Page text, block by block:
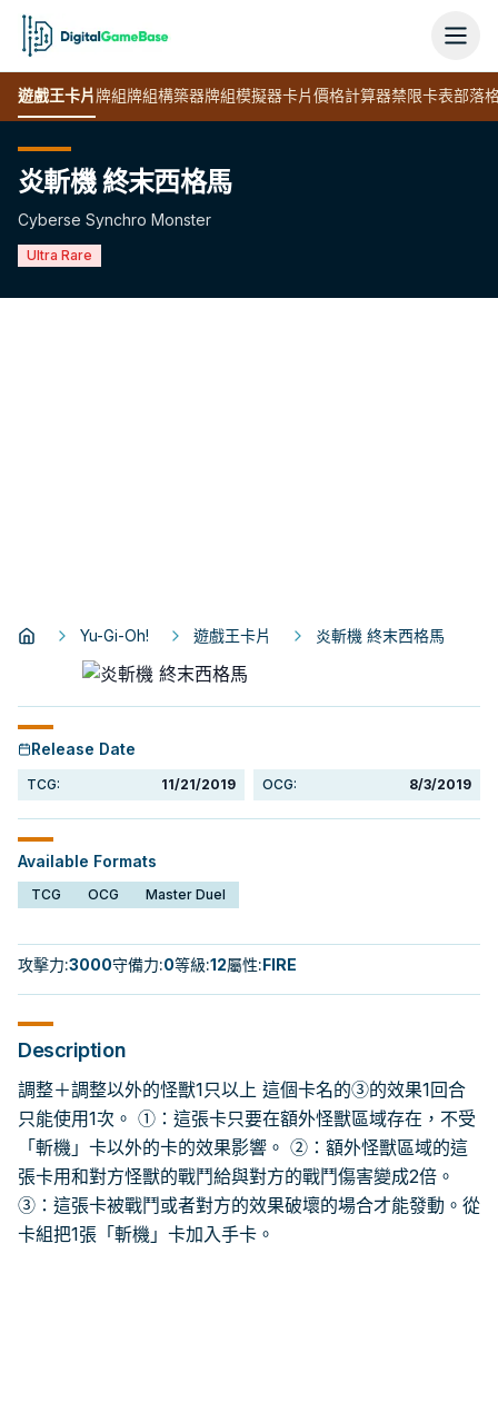
遊戲王卡片牌組牌組構築器牌組模擬器卡片價格計算器禁限卡表部落
炎斬機 終末西格馬
Cyberse Synchro Monster
Ultra Rare
Yu-Gi-Oh! 遊戲王卡片 炎斬機 終末西格馬
Release Date
TCG: 11/21/2019 OCG: 8/3/2019
Available Formats
TCG OCG Master Duel
攻擊力:3000守備力:0等級:12屬性:FIRE
Description
調整＋調整以外的怪獸1只以上 這個卡名的③的效果1回合
只能使用1次。 ①：這張卡只要在額外怪獸區域存在，不受
「斬機」卡以外的卡的效果影響。 ②：額外怪獸區域的這
張卡用和對方怪獸的戰鬥給與對方的戰鬥傷害變成2倍。
③：這張卡被戰鬥或者對方的效果破壞的場合才能發動。從
卡組把1張「斬機」卡加入手卡。